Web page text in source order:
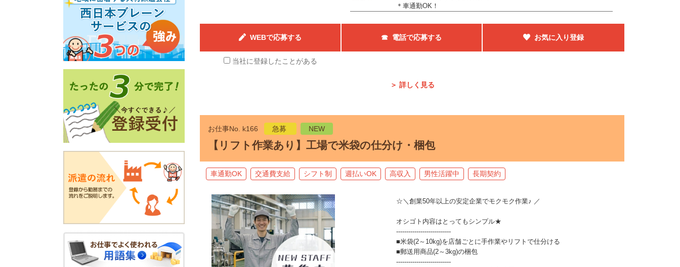
＊車通勤OK！
WEBで応募する ☎ 電話で応募する お気に入り登録
当社に登録したことがある
＞ 詳しく見る
お仕事No. k166 急募 NEW
【リフト作業あり】工場で米袋の仕分け・梱包
車通勤OK 交通費支給 シフト制 週払いOK 高収入 男性活躍中 長期契約
☆＼創業50年以上の安定企業でモクモク作業♪ ／
オシゴト内容はとってもシンプル★
---------------------------
■米袋(2～10kg)を店舗ごとに手作業やリフトで仕分ける
■郵送用商品(2～3kg)の梱包
---------------------------